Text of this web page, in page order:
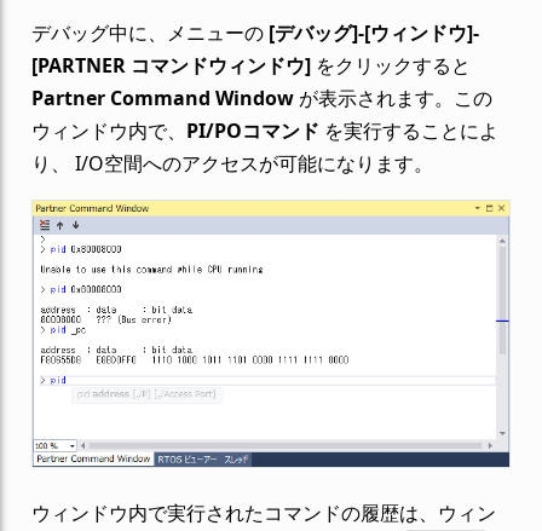
デバッグ中に、メニューの [デバッグ]-[ウィンドウ]-
[PARTNER コマンドウィンドウ]をクリックすると
Partner Command Windowが表示されます。この
ウィンドウ内で、 PI/POコマンド を実行することによ
り、 I/O空間へのアクセスが可能になります。
ウィンドウ内で実行されたコマンドの履歴は、ウィン